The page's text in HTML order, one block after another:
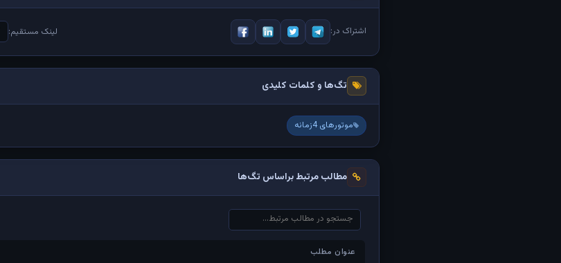
اشتراک در: لینک مستقیم:
تگ‌ها و کلمات کلیدی
موتورهای 4زمانه
مطالب مرتبط براساس تگ‌ها
عنوان مطلب